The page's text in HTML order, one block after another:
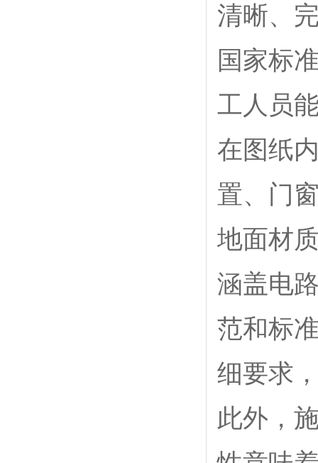
清晰、
国家标
工人员
在图纸
置、门
地面材
涵盖电
范和标
细要求
此外，